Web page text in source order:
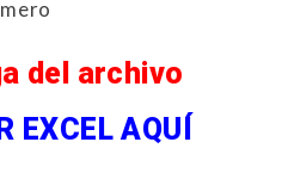
del archivo
EXCEL AQUÍ